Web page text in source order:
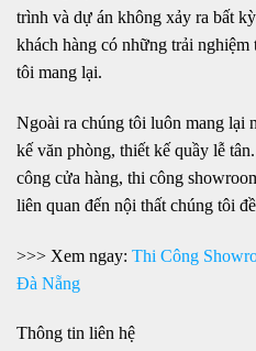
trình và dự án không xảy ra bất
khách hàng có những trải
tôi mang lại.
Ngoài ra chúng tôi luôn mang lại
kế văn phòng, thiết kế quầy lễ
công cửa hàng, thi công
liên quan đến nội thất chúng tôi
>>> Xem ngay: Thi Công
Đà Nẵng
Thông tin liên hệ